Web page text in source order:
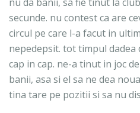
secunde. nu contest ca are
circul pe care l-a facut in
nepedepsit. tot timpul dadea
cap in cap. ne-a tinut in joc
banii, asa si el sa ne dea
tina tare pe pozitii si sa nu